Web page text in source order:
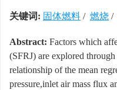
关键词: 固体燃料 / 燃烧 /
Abstract: Factors which
(SFRJ) are explored
relationship of the mean
pressure,inlet air mass flux